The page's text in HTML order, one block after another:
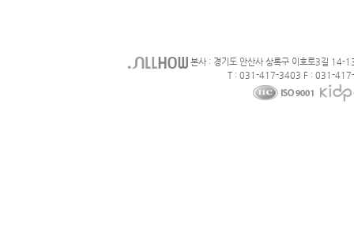
본사 : 경기도 안산사 상록구 이호로3길 14-
T : 031-417-3403 F : 031-